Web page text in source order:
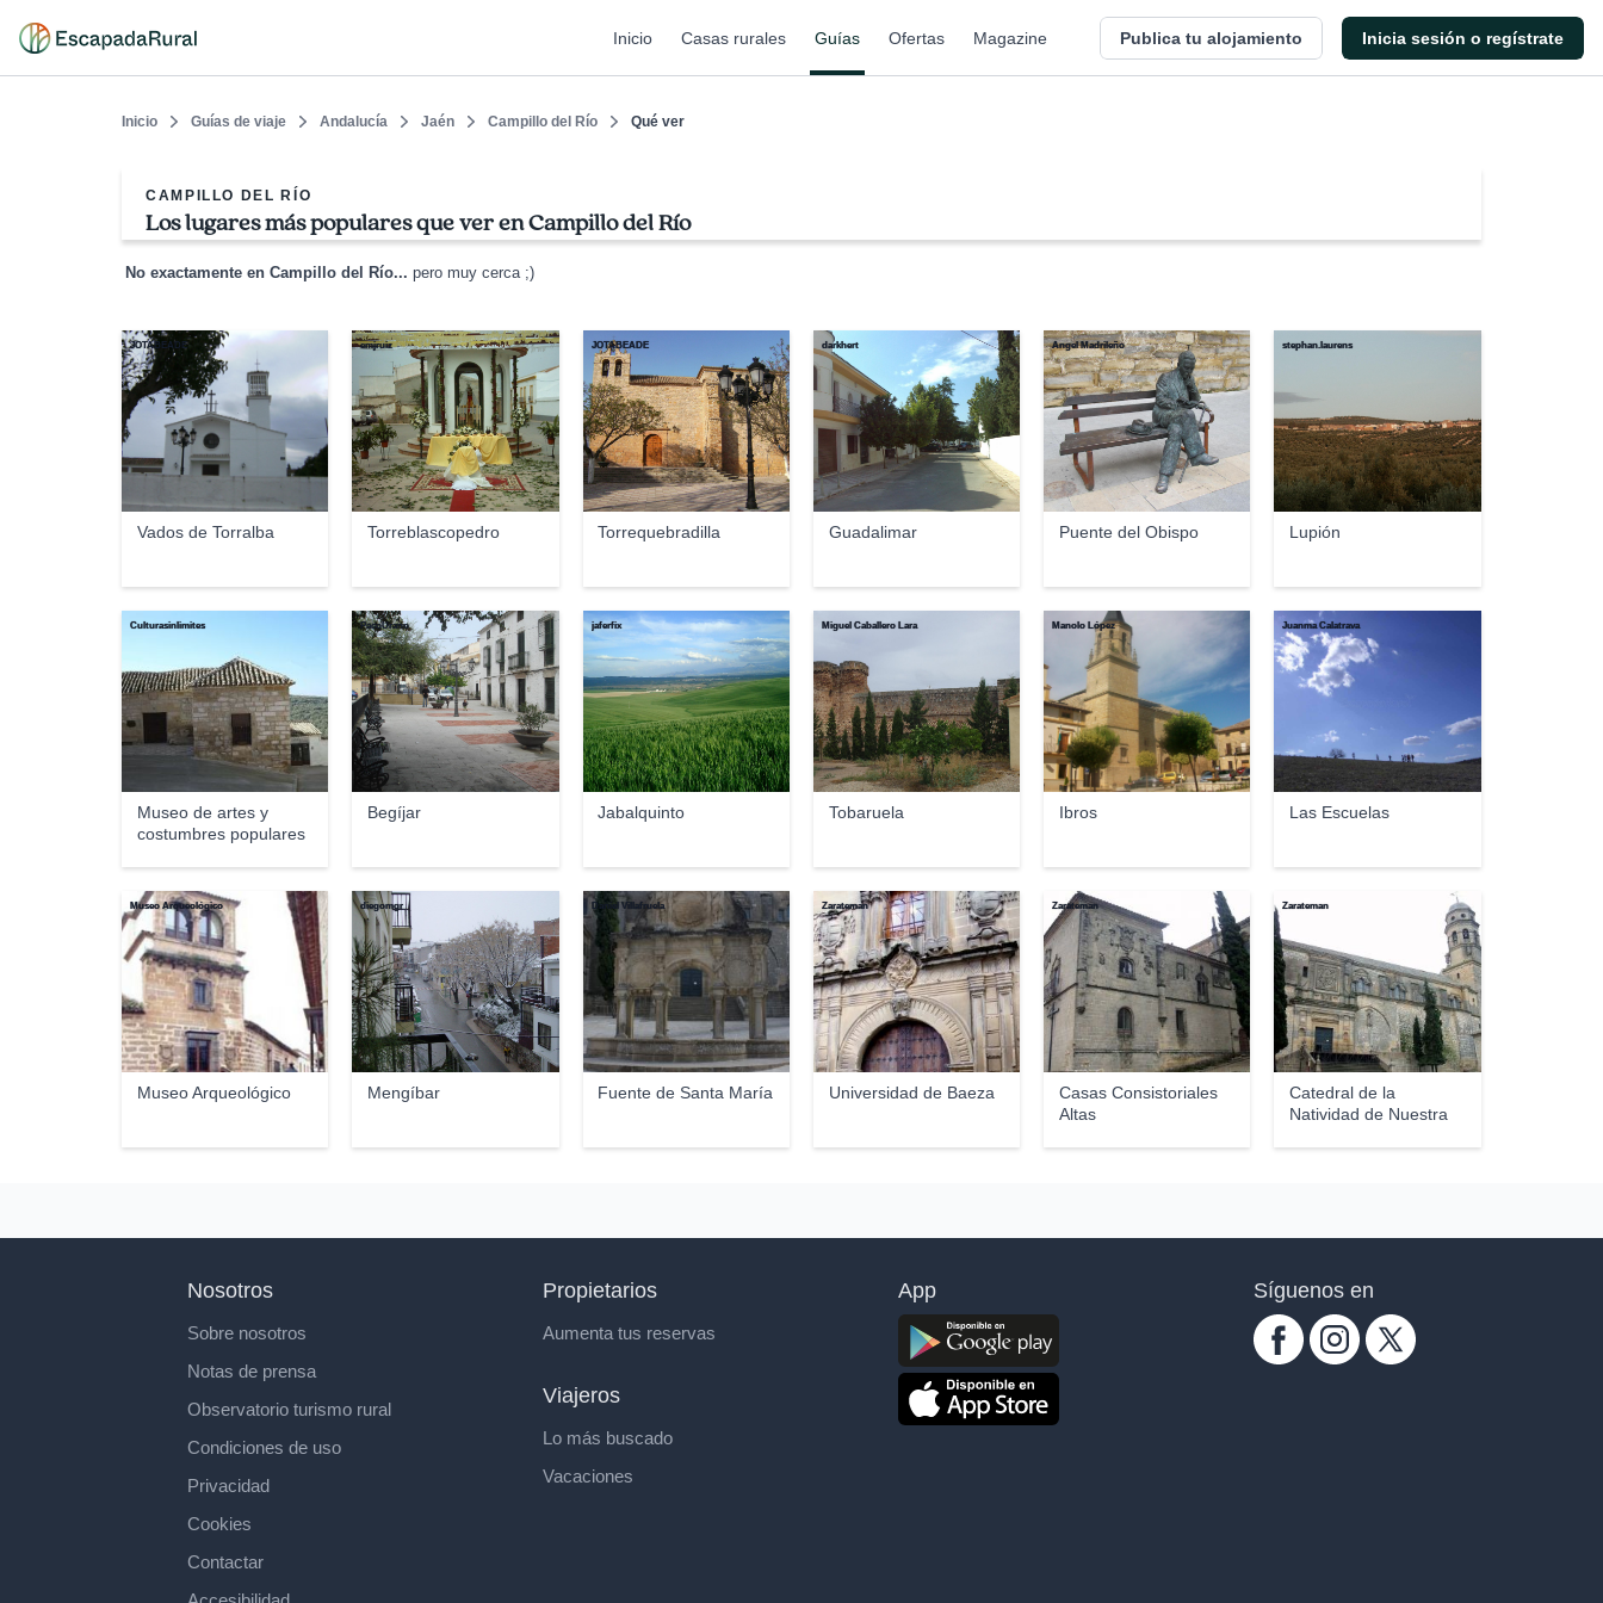
Inicio Casas rurales Guías Ofertas Magazine Publica tu alojamiento Inicia sesión o regístrate
Inicio Guías de viaje Andalucía Jaén Campillo del Río Qué ver
CAMPILLO DEL RÍO
Los lugares más populares que ver en Campillo del Río
No exactamente en Campillo del Río... pero muy cerca ;)
Vados de Torralba
JOTABEADE
Torreblascopedro
emjruiz
Torrequebradilla
JOTABEADE
Guadalimar
darkhert
Puente del Obispo
Angel Madrileño
Lupión
stephan.laurens
Museo de artes y
costumbres populares
Culturasinlimites
Begíjar
PacoUrano
Jabalquinto
jaferfix
Tobaruela
Miguel Caballero Lara
Ibros
Manolo López
Las Escuelas
Juanma Calatrava
Museo Arqueológico
Museo Arqueológico
Mengíbar
diegomgr
Fuente de Santa María
Daniel Villafruela
Universidad de Baeza
Zarateman
Casas Consistoriales
Altas
Zarateman
Catedral de la
Natividad de Nuestra
Zarateman
Nosotros
Sobre nosotros
Notas de prensa
Observatorio turismo rural
Condiciones de uso
Privacidad
Cookies
Contactar
Propietarios
Aumenta tus reservas
Viajeros
Lo más buscado
Vacaciones
App Síguenos en